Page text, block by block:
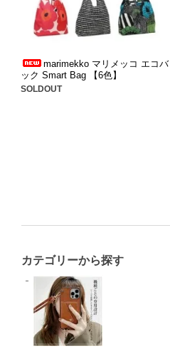
marimekko マリメッコ エコバ
ック Smart Bag 【6色】
SOLDOUT
カテゴリーから探す